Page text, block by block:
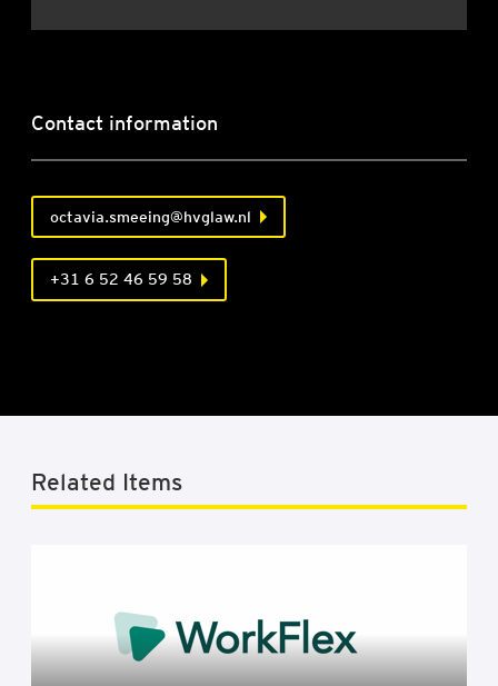
Contact information
octavia.smeeing@hvglaw.nl
+31 6 52 46 59 58
Related Items